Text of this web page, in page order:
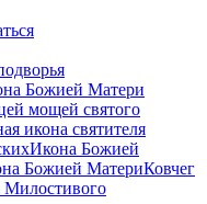
Божией Матери
мощей святого
икона святителя
Икона Божией
Божией МатериКовчег
Милостивого